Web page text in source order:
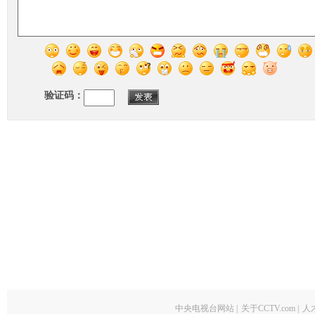
验证码：
中央电视台网站 关于CCTV.com 人